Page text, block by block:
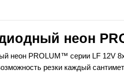
неон
неон PROLUM ™ серии LF 12V 8
резки каждый